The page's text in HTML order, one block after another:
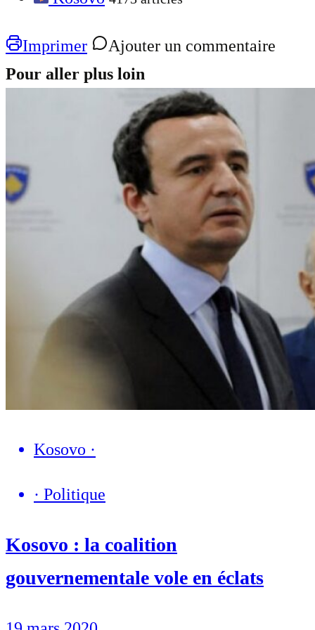
Imprimer
Ajouter un commentaire
Pour aller plus loin
Kosovo ·
· Politique
Kosovo : la coalition
gouvernementale vole en éclats